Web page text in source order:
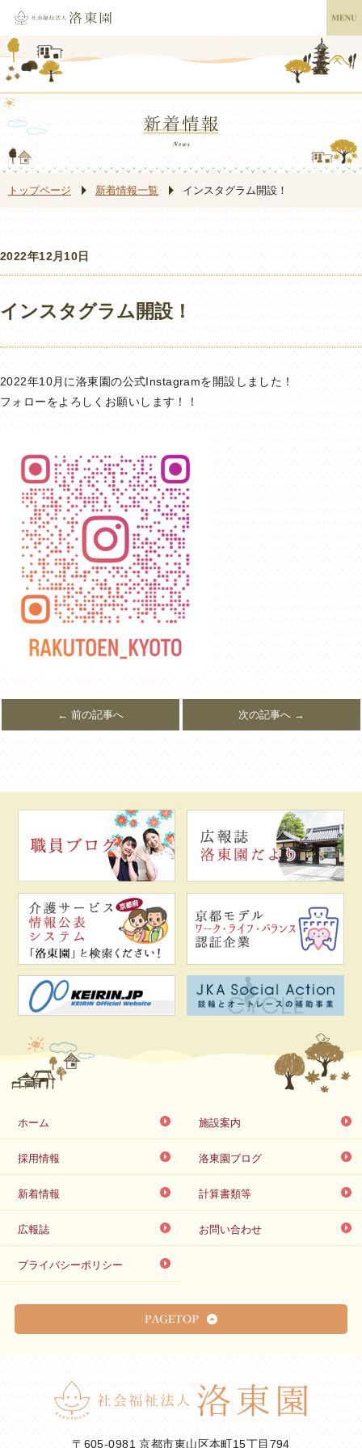
トップページ 新着情報一覧 インスタグラム開設！
2022年12月10日
インスタグラム開設！
2022年10月に洛東園の公式Instagramを開設しました！
フォローをよろしくお願いします！！
← 前の記事へ 次の記事へ →
ホーム 施設案内
採用情報 洛東園ブログ
新着情報 計算書類等
広報誌 お問い合わせ
プライバシーポリシー
〒605-0981 京都市東山区本町15丁目794